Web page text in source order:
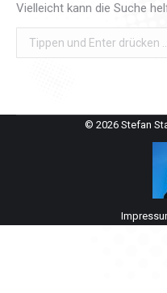
Vielleicht kann die Suche
Search:
© 2026 Stefan